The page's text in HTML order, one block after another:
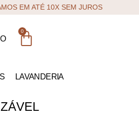
EM ATÉ 10X SEM JUROS
0
LAVANDERIA